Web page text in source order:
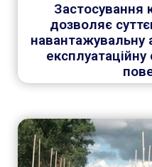
Застосування
дозволяє
навантажувальну
експлуатаційну